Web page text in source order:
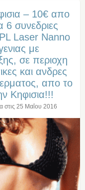
– 10€ απο
συνεδριες
Laser Nanno
με
σε περιοχη
και ανδρες
απο το
Κηφισια!!!
στις 25 Μαΐου 2016